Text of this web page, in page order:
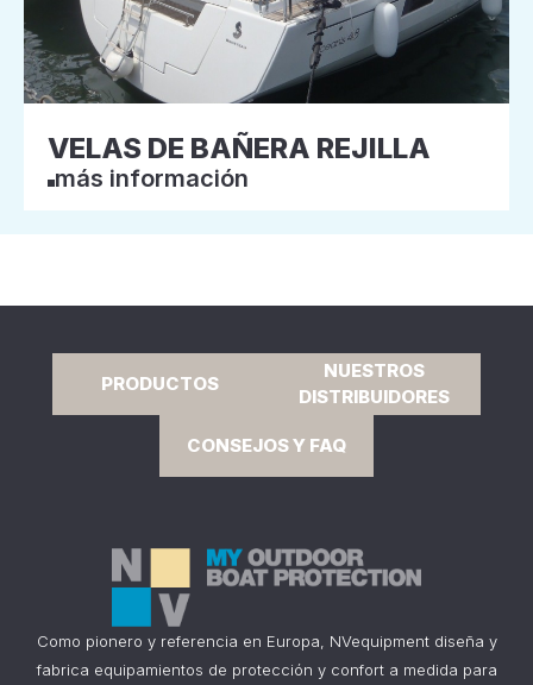
VELAS DE BAÑERA REJILLA
más información
PRODUCTOS
NUESTROS
DISTRIBUIDORES
CONSEJOS Y FAQ
Como pionero y referencia en Europa, NVequipment diseña y
fabrica equipamientos de protección y confort a medida para